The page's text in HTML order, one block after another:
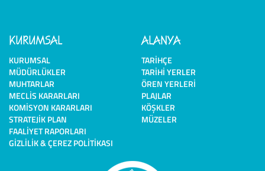
KURUMSAL
KURUMSAL
MÜDÜRLÜKLER
MUHTARLAR
MECLIS KARARLARI
KOMISYON KARARLARI
STRATEJIK PLAN
FAALIYET RAPORLARI
GIZLILIK & ÇEREZ POLITIKASI
ALANYA
TARIHÇE
TARIHI YERLER
ÖREN YERLERI
PLAJLAR
KÖŞKLER
MÜZELER